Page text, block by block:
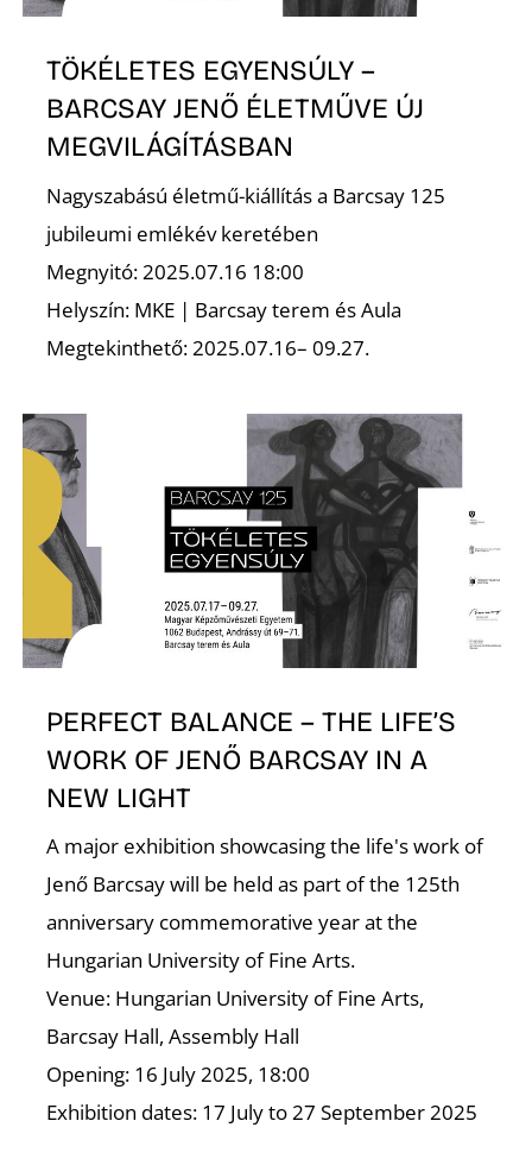
TÖKÉLETES EGYENSÚLY –
BARCSAY JENŐ ÉLETMŰVE ÚJ
MEGVILÁGÍTÁSBAN
Nagyszabású életmű-kiállítás a Barcsay 125
jubileumi emlékév keretében
Megnyitó: 2025.07.16 18:00
Helyszín: MKE | Barcsay terem és Aula
Megtekinthető: 2025.07.16– 09.27.
PERFECT BALANCE – THE LIFE’S
WORK OF JENŐ BARCSAY IN A
NEW LIGHT
A major exhibition showcasing the life's work of
Jenő Barcsay will be held as part of the 125th
anniversary commemorative year at the
Hungarian University of Fine Arts.
Venue: Hungarian University of Fine Arts,
Barcsay Hall, Assembly Hall
Opening: 16 July 2025, 18:00
Exhibition dates: 17 July to 27 September 2025